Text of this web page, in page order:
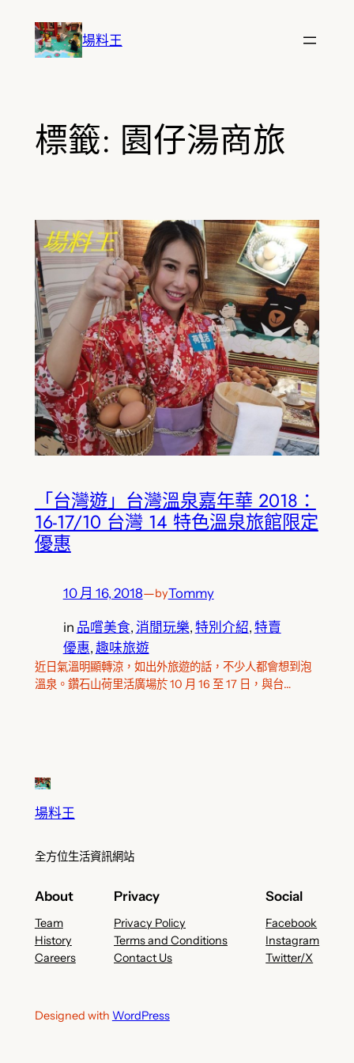
場料王
標籤: 園仔湯商旅
「台灣遊」台灣溫泉嘉年華 2018：
16-17/10 台灣 14 特色溫泉旅館限定
優惠
10 月 16, 2018—byTommy
in 品嚐美食, 消閒玩樂, 特別介紹, 特賣
優惠, 趣味旅遊
近日氣溫明顯轉涼，如出外旅遊的話，不少人都會想到泡
溫泉。鑽石山荷里活廣場於 10 月 16 至 17 日，與台…
場料王
全方位生活資訊網站
About
Team
History
Careers
Privacy
Privacy Policy
Terms and Conditions
Contact Us
Social
Facebook
Instagram
Twitter/X
Designed with WordPress